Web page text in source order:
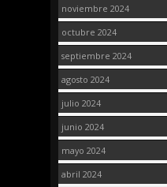
noviembre 2024
octubre 2024
septiembre 2024
agosto 2024
julio 2024
junio 2024
mayo 2024
abril 2024